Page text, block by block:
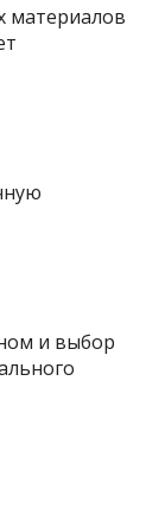
материалов
и выбор